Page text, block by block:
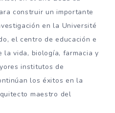
construir un importante
en la Université
el centro de educación e
la vida, biología, farmacia y
institutos de
los éxitos en la
maestro del